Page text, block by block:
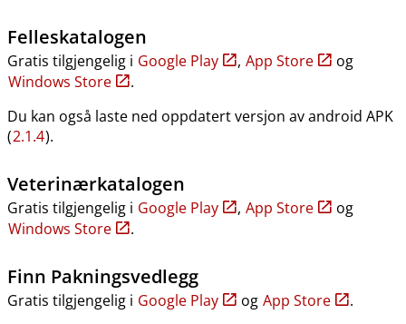
Felleskatalogen
Gratis tilgjengelig i Google Play , App Store
og
Windows Store
.
Du kan også laste ned oppdatert versjon av android APK
(2.1.4).
Veterinærkatalogen
Gratis tilgjengelig i Google Play , App Store
og
Windows Store
.
Finn Pakningsvedlegg
Gratis tilgjengelig i Google Play og App Store .